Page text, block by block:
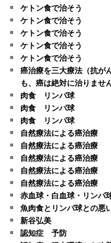
ケトン食で治そう
ケトン食で治そう
ケトン食で治そう
ケトン食で治そう
ケトン食で治そう
癌治療を三大療法（抗が
も、癌は絶対に治りませ
肉食 リンパ球
肉食 リンパ球
肉食 リンパ球
自然療法による癌治療
自然療法による癌治療
自然療法による癌治療
自然療法による癌治療
自然療法による癌治療
赤血球・白血球・リンパ
魚肉食とリンパ球との悪
新谷弘美
認知症 予防